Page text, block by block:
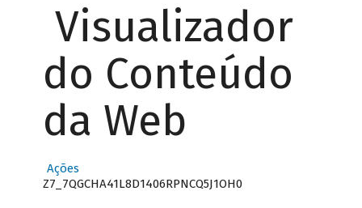
Visualizador
do Conteúdo
da Web
Ações
Z7_7QGCHA41L8D1406RPNCQ5J1OH0